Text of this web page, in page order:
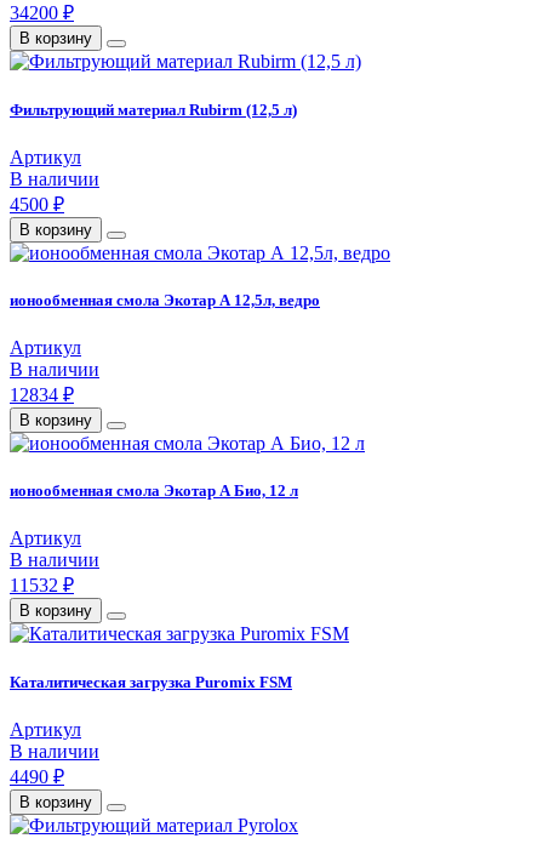
34200 ₽
В корзину
Фильтрующий материал Rubirm (12,5 л)
Артикул
В наличии
4500 ₽
В корзину
ионообменная смола Экотар А 12,5л, ведро
Артикул
В наличии
12834 ₽
В корзину
ионообменная смола Экотар А Био, 12 л
Артикул
В наличии
11532 ₽
В корзину
Каталитическая загрузка Puromix FSM
Артикул
В наличии
4490 ₽
В корзину